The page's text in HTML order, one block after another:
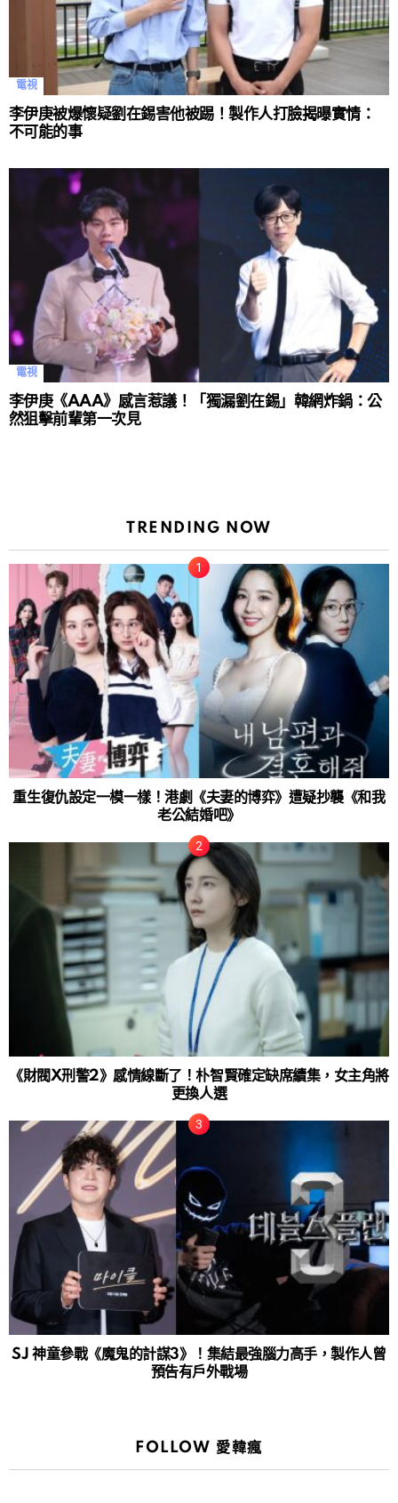
電視
李伊庚被爆懷疑劉在錫害他被踢！製作人打臉揭曝實情：
不可能的事
電視
李伊庚《AAA》感言惹議！「獨漏劉在錫」韓網炸鍋：公
然狙擊前輩第一次見
TRENDING NOW
重生復仇設定一模一樣！港劇《夫妻的博弈》遭疑抄襲《和我
老公結婚吧》
《財閥X刑警2》感情線斷了！朴智賢確定缺席續集，女主角將
更換人選
SJ 神童參戰《魔鬼的計謀3》！集結最強腦力高手，製作人曾
預告有戶外戰場
FOLLOW 愛韓瘋